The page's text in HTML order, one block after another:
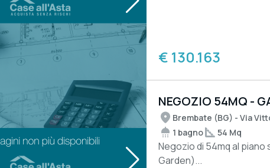
€ 130.163
NEGOZIO 54MQ -
Brembate (BG) - Via
1 bagno
54 Mq
Negozio di 54mq al
Garden)...